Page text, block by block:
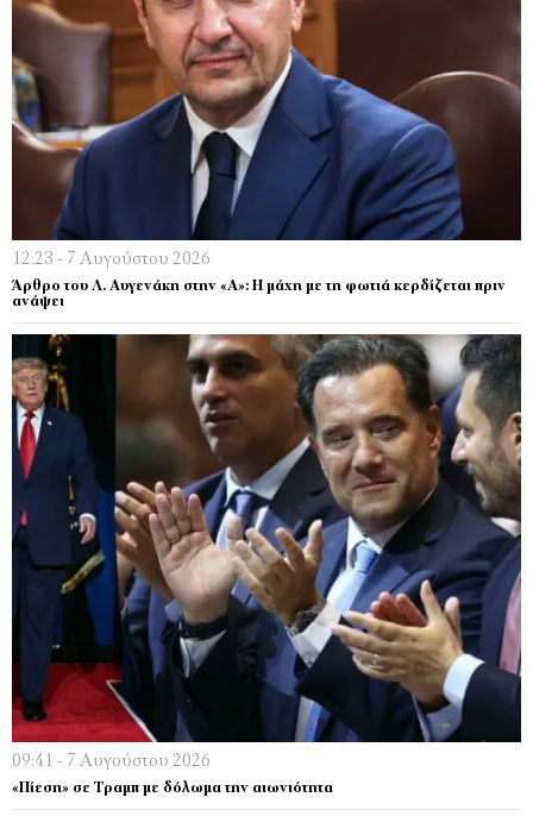
12:23 - 7 Αυγούστου 2026
Άρθρο του Λ. Αυγενάκη στην «Α»: Η μάχη με τη φωτιά κερδίζεται πριν
ανάψει
09:41 - 7 Αυγούστου 2026
«Πίεση» σε Τραμπ με δόλωμα την αιωνιότητα